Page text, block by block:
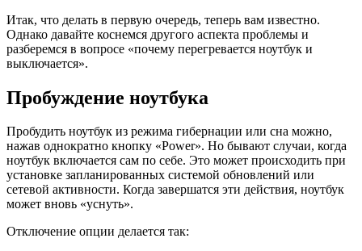
Итак, что делать в первую очередь, теперь вам известно.
Однако давайте коснемся другого аспекта проблемы и
разберемся в вопросе «почему перегревается ноутбук и
выключается».
Пробуждение ноутбука
Пробудить ноутбук из режима гибернации или сна можно,
нажав однократно кнопку «Power». Но бывают случаи, когда
ноутбук включается сам по себе. Это может происходить при
установке запланированных системой обновлений или
сетевой активности. Когда завершатся эти действия, ноутбук
может вновь «уснуть».
Отключение опции делается так: